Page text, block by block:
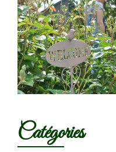
Catégories